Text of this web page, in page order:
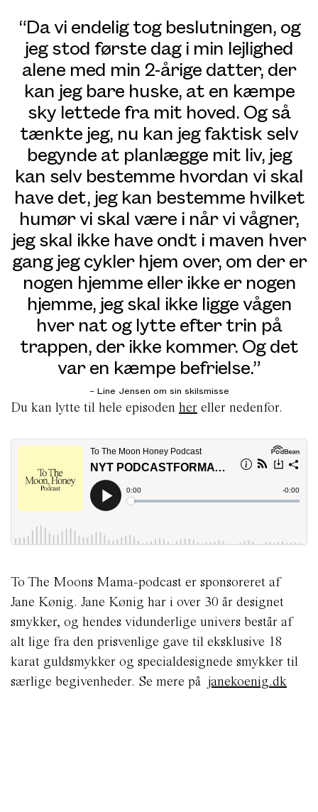
“Da vi endelig tog beslutningen, og
jeg stod første dag i min lejlighed
alene med min 2-årige datter, der
kan jeg bare huske, at en kæmpe
sky lettede fra mit hoved. Og så
tænkte jeg, nu kan jeg faktisk selv
begynde at planlægge mit liv, jeg
kan selv bestemme hvordan vi skal
have det, jeg kan bestemme hvilket
humør vi skal være i når vi vågner,
jeg skal ikke have ondt i maven hver
gang jeg cykler hjem over, om der er
nogen hjemme eller ikke er nogen
hjemme, jeg skal ikke ligge vågen
hver nat og lytte efter trin på
trappen, der ikke kommer. Og det
var en kæmpe befrielse.”
– Line Jensen om sin skilsmisse
Du kan lytte til hele episoden her eller nedenfor.
To The Moons Mama-podcast er sponsoreret af
Jane Kønig. Jane Kønig har i over 30 år designet
smykker, og hendes vidunderlige univers består af
alt lige fra den prisvenlige gave til eksklusive 18
karat guldsmykker og specialdesignede smykker til
særlige begivenheder. Se mere på janekoenig.dk